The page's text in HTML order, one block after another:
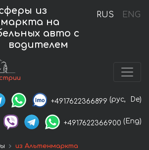
RUS ENG
из
на
авто с
водителем
+4917622366899 (рус, De)
+4917622366900 (Eng)
из Альтенмаркта